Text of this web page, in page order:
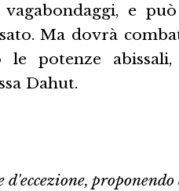
e
Ma dovrà
potenze
Dahut.